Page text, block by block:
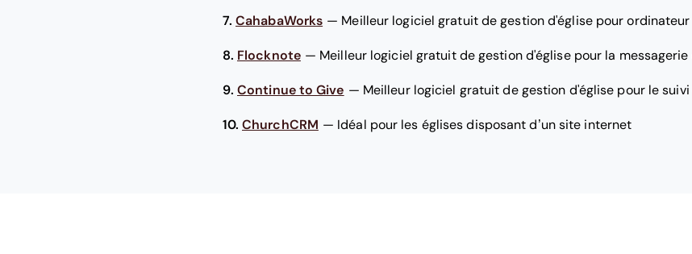
7. CahabaWorks — Meilleur logiciel gratuit de gestion d'église pour ordinateur
8. Flocknote — Meilleur logiciel gratuit de gestion d'église pour la
9. Continue to Give — Meilleur logiciel gratuit de gestion d'église pour le
10. ChurchCRM — Idéal pour les églises disposant d’un site internet